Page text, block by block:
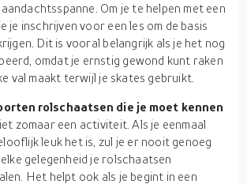
Om je te helpen met een
je inschrijven voor een les om de basis
Dit is vooral belangrijk als je het nog
omdat je ernstig gewond kunt raken
val maakt terwijl je skates gebruikt.
rolschaatsen die je moet kennen
zomaar een activiteit. Als je eenmaal
leuk het is, zul je er nooit genoeg
gelegenheid je rolschaatsen
Het helpt ook als je begint in een